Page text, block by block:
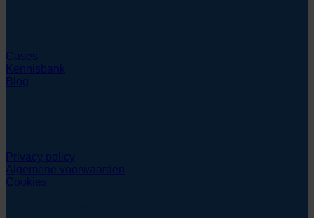
Cases
Kennisbank
Blog
Privacy policy
Algemene voorwaarden
Cookies